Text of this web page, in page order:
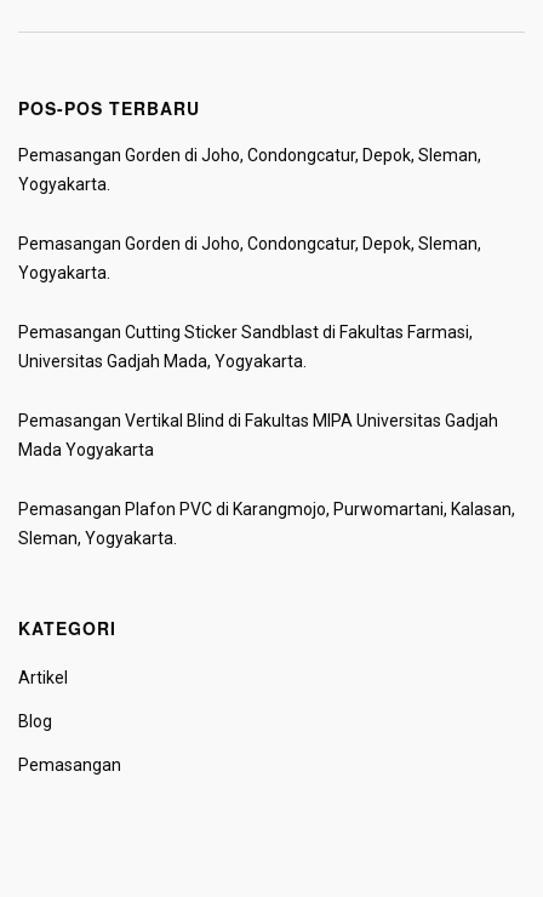
POS-POS TERBARU
Pemasangan Gorden di Joho, Condongcatur, Depok, Sleman,
Yogyakarta.
Pemasangan Gorden di Joho, Condongcatur, Depok, Sleman,
Yogyakarta.
Pemasangan Cutting Sticker Sandblast di Fakultas Farmasi,
Universitas Gadjah Mada, Yogyakarta.
Pemasangan Vertikal Blind di Fakultas MIPA Universitas Gadjah
Mada Yogyakarta
Pemasangan Plafon PVC di Karangmojo, Purwomartani, Kalasan,
Sleman, Yogyakarta.
KATEGORI
Artikel
Blog
Pemasangan